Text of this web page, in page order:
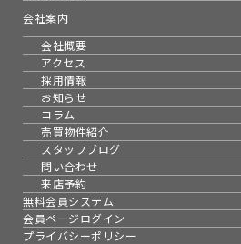
会社案内
会社概要
アクセス
採用情報
お知らせ
コラム
売買物件紹介
スタッフブログ
問い合わせ
来店予約
無料会員システム
会員ページログイン
プライバシーポリシー